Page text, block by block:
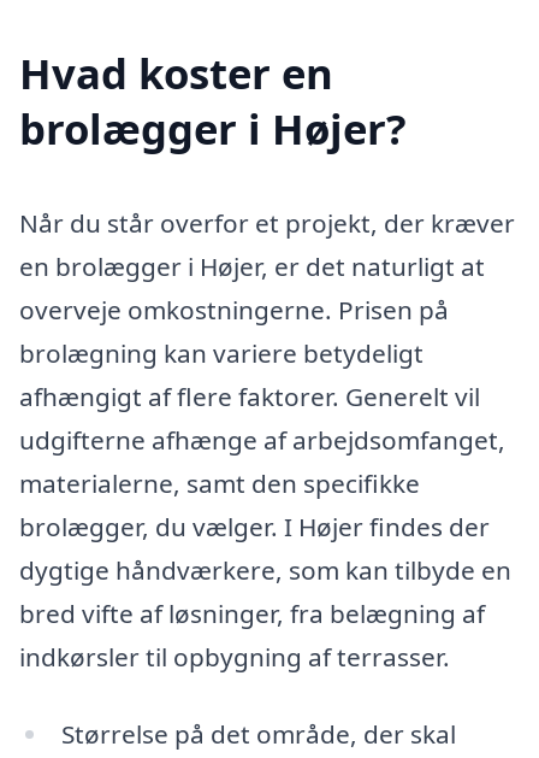
Hvad koster en
brolægger i Højer?
Når du står overfor et projekt, der kræver
en brolægger i Højer, er det naturligt at
overveje omkostningerne. Prisen på
brolægning kan variere betydeligt
afhængigt af flere faktorer. Generelt vil
udgifterne afhænge af arbejdsomfanget,
materialerne, samt den specifikke
brolægger, du vælger. I Højer findes der
dygtige håndværkere, som kan tilbyde en
bred vifte af løsninger, fra belægning af
indkørsler til opbygning af terrasser.
Størrelse på det område, der skal